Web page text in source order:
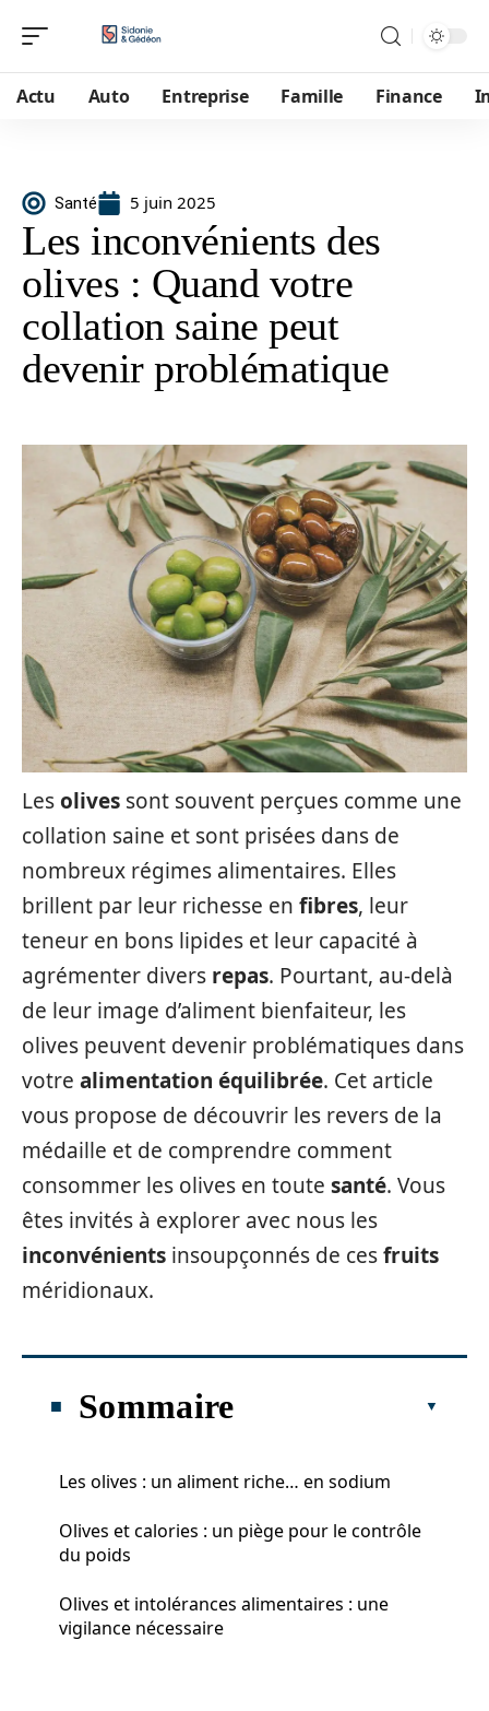
Actu Auto Entreprise Famille Finance
Santé 5 juin 2025
Les inconvénients des
olives : Quand votre
collation saine peut
devenir problématique
Lesolives sont souvent perçues comme une
collation saine et sont prisées dans de
nombreux régimes alimentaires. Elles
brillent par leur richesse en fibres, leur
teneur en bons lipides et leur capacité à
agrémenter divers repas. Pourtant, au-delà
de leur image d’aliment bienfaiteur, les
olives peuvent devenir problématiques dans
votre alimentation équilibrée. Cet article
vous propose de découvrir les revers de la
médaille et de comprendre comment
consommer les olives en toute santé. Vous
êtes invités à explorer avec nous les
inconvénients insoupçonnés de cesfruits
méridionaux.
Sommaire
Les olives : un aliment riche… en sodium
Olives et calories : un piège pour le contrôle
du poids
Olives et intolérances alimentaires : une
vigilance nécessaire